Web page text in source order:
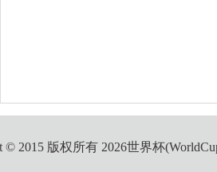
© 2015 版权所有 2026世界杯